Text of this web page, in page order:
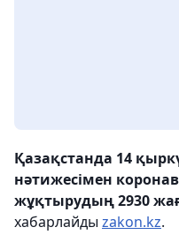
Қазақстанда 14
нәтижесімен
жұқтырудың 2930
хабарлайды zakon.kz.